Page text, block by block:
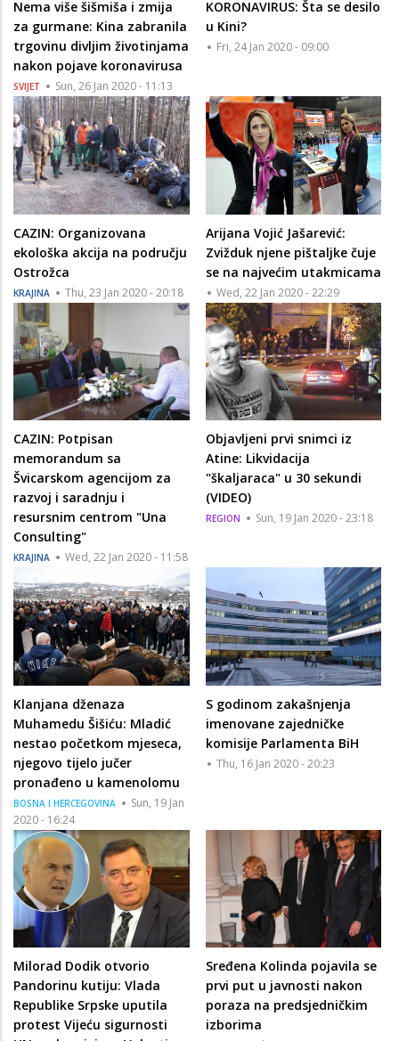
Nema više šišmiša i zmija
za gurmane: Kina zabranila
trgovinu divljim životinjama
nakon pojave koronavirusa
SVIJET Sun, 26 Jan 2020 - 11:13
KORONAVIRUS: Šta se desilo
u Kini?
Fri, 24 Jan 2020 - 09:00
CAZIN: Organizovana
ekološka akcija na području
Ostrožca
KRAJINA Thu, 23 Jan 2020 - 20:18
Arijana Vojić Jašarević:
Zvižduk njene pištaljke čuje
se na najvećim utakmicama
Wed, 22 Jan 2020 - 22:29
CAZIN: Potpisan
memorandum sa
Švicarskom agencijom za
razvoj i saradnju i
resursnim centrom "Una
Consulting"
KRAJINA Wed, 22 Jan 2020 - 11:58
Objavljeni prvi snimci iz
Atine: Likvidacija
"škaljaraca" u 30 sekundi
(VIDEO)
REGION Sun, 19 Jan 2020 - 23:18
Klanjana dženaza
Muhamedu Šišiću: Mladić
nestao početkom mjeseca,
njegovo tijelo jučer
pronađeno u kamenolomu
BOSNA I HERCEGOVINA
Sun, 19 Jan
2020 - 16:24
S godinom zakašnjenja
imenovane zajedničke
komisije Parlamenta BiH
Thu, 16 Jan 2020 - 20:23
Milorad Dodik otvorio
Pandorinu kutiju: Vlada
Republike Srpske uputila
protest Vijeću sigurnosti
Sređena Kolinda pojavila se
prvi put u javnosti nakon
poraza na predsjedničkim
izborima